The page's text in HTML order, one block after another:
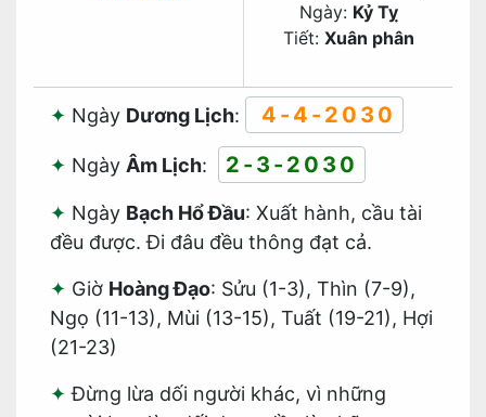
Ngày: Kỷ Tỵ
Tiết: Xuân phân
Ngày Dương Lịch: 4-4-2030
Ngày Âm Lịch: 2-3-2030
Ngày Bạch Hổ Đầu: Xuất hành, cầu tài
đều được. Đi đâu đều thông đạt cả.
Giờ Hoàng Đạo: Sửu (1-3), Thìn (7-9),
Ngọ (11-13), Mùi (13-15), Tuất (19-21), Hợi
(21-23)
Đừng lừa dối người khác, vì những